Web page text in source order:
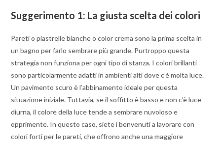
Suggerimento 1: La giusta scelta dei colori
Pareti o piastrelle bianche o color crema sono la prima scelta in
un bagno per farlo sembrare più grande. Purtroppo questa
strategia non funziona per ogni tipo di stanza. I colori brillanti
sono particolarmente adatti in ambienti alti dove c’è molta luce.
Un pavimento scuro è l’abbinamento ideale per questa
situazione iniziale. Tuttavia, se il soffitto è basso e non c’è luce
diurna, il colore della luce tende a sembrare nuvoloso e
opprimente. In questo caso, siete i benvenuti a lavorare con
colori forti per le pareti, che offrono anche una maggiore